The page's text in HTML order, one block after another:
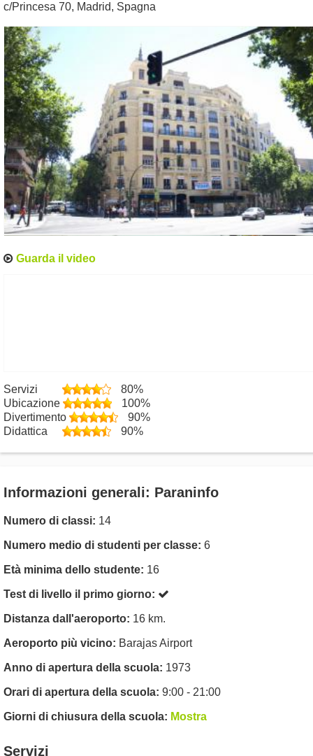
c/Princesa 70, Madrid, Spagna
Guarda il video
Servizi
80%
Ubicazione
100%
Divertimento
90%
Didattica
90%
Informazioni generali: Paraninfo
Numero di classi: 14
Numero medio di studenti per classe: 6
Età minima dello studente: 16
Test di livello il primo giorno:
Distanza dall'aeroporto: 16 km.
Aeroporto più vicino: Barajas Airport
Anno di apertura della scuola: 1973
Orari di apertura della scuola: 9:00 - 21:00
Giorni di chiusura della scuola: Mostra
Servizi